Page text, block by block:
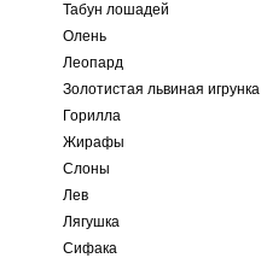
Табун лошадей
Олень
Леопард
Золотистая львиная игрунка
Горилла
Жирафы
Слоны
Лев
Лягушка
Сифака